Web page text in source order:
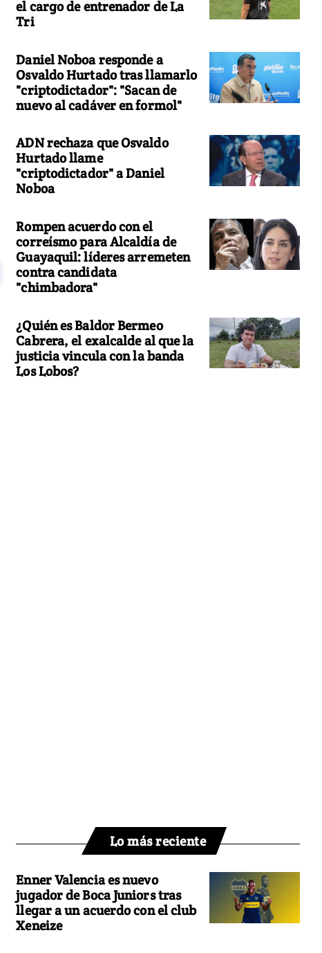
el cargo de entrenador de La
Tri
Daniel Noboa responde a
Osvaldo Hurtado tras llamarlo
"criptodictador": "Sacan de
nuevo al cadáver en formol"
ADN rechaza que Osvaldo
Hurtado llame
"criptodictador" a Daniel
Noboa
Rompen acuerdo con el
correísmo para Alcaldía de
Guayaquil: líderes arremeten
contra candidata
"chimbadora"
¿Quién es Baldor Bermeo
Cabrera, el exalcalde al que la
justicia vincula con la banda
Los Lobos?
Lo más reciente
Enner Valencia es nuevo
jugador de Boca Juniors tras
llegar a un acuerdo con el club
Xeneize